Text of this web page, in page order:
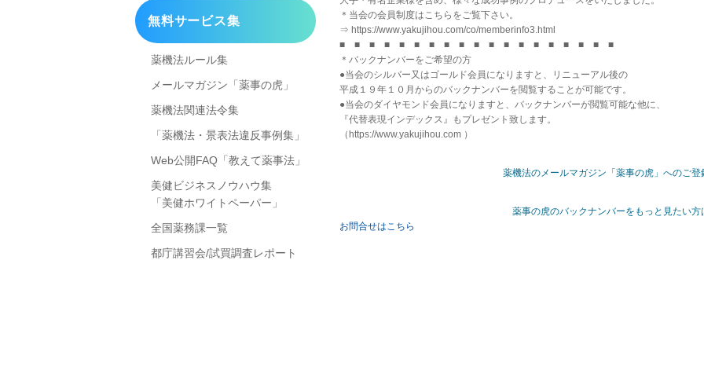
＊当会の会員制度はこちらをご覧下さい。
⇒ https://www.yakujihou.com/co/memberinfo3.html
■ ■ ■ ■ ■ ■ ■ ■ ■ ■ ■ ■ ■ ■ ■ ■ ■ ■ ■
＊バックナンバーをご希望の方
●当会のシルバー又はゴールド会員になりますと、リニューアル後の
平成１９年１０月からのバックナンバーを閲覧することが可能です。
●当会のダイヤモンド会員になりますと、バックナンバーが閲覧可能な他に、
『代替表現インデックス』もプレゼント致します。
（https://www.yakujihou.com ）
薬機法のメールマガジン「薬事の虎」へのご登
薬事の虎のバックナンバーをもっと見たい方
お問合せはこちら
無料サービス集
薬機法ルール集
メールマガジン「薬事の虎」
薬機法関連法令集
「薬機法・景表法違反事例集」
Web公開FAQ「教えて薬事法」
美健ビジネスノウハウ集
「美健ホワイトペーパー」
全国薬務課一覧
都庁講習会/試買調査レポート